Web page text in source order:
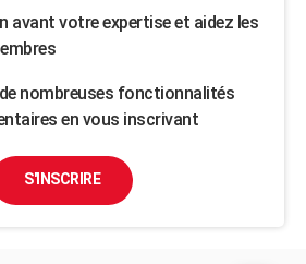
avant votre expertise et aidez les
nombreuses fonctionnalités
en vous inscrivant
S'INSCRIRE